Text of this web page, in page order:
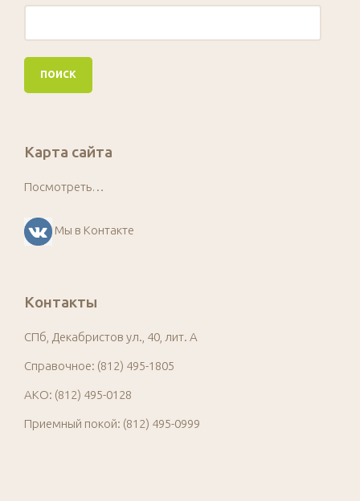
Карта сайта
Посмотреть…
Мы в Контакте
Контакты
СПб, Декабристов ул., 40, лит. А
Справочное: (812) 495-1805
АКО: (812) 495-0128
Приемный покой: (812) 495-0999